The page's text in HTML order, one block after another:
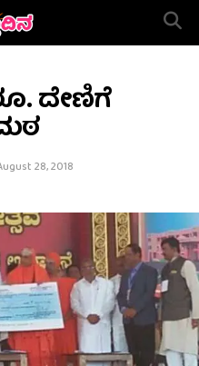
ದೇಣಿಗೆ
28, 2018